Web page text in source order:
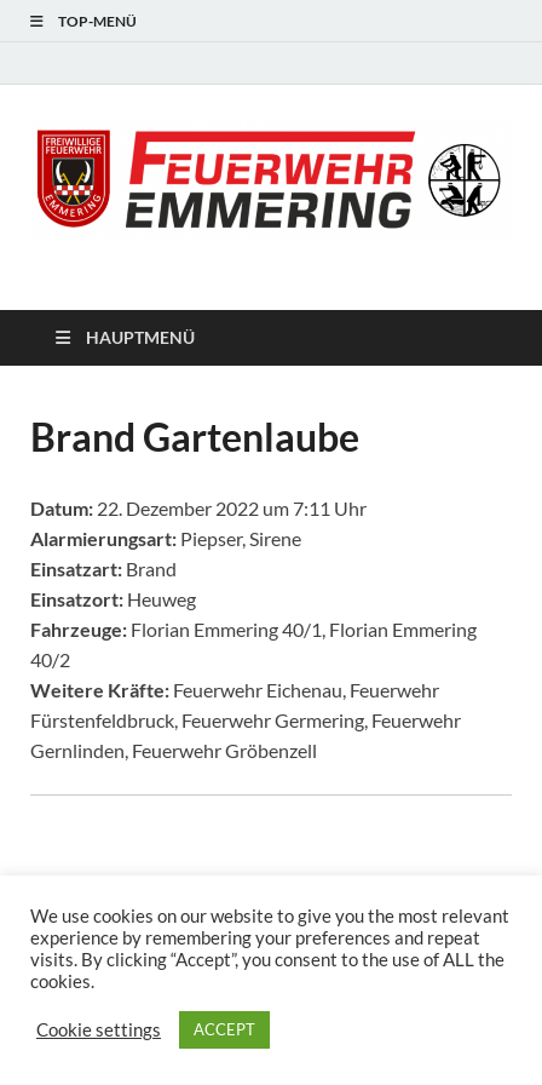
TOP-MENÜ
HAUPTMENÜ
Brand Gartenlaube
Datum: 22. Dezember 2022 um 7:11 Uhr
Alarmierungsart: Piepser, Sirene
Einsatzart: Brand
Einsatzort: Heuweg
Fahrzeuge: Florian Emmering 40/1, Florian Emmering
40/2
Weitere Kräfte: Feuerwehr Eichenau, Feuerwehr
Fürstenfeldbruck, Feuerwehr Germering, Feuerwehr
Gernlinden, Feuerwehr Gröbenzell
Copyright © 2026
Stolz präsentiert
WordPressund
We use cookies on our website to give you the most relevant
experience by remembering your preferences and repeat
visits. By clicking “Accept”, you consent to the use of ALL the
cookies.
Cookie settings ACCEPT